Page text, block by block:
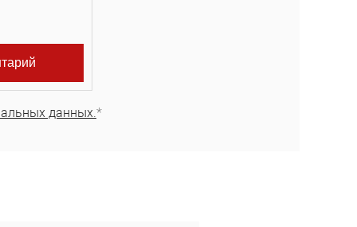
данных.*